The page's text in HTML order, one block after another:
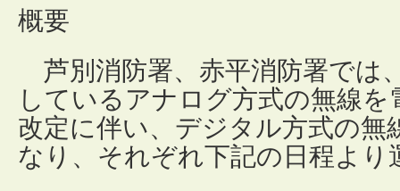
概要
芦別消防署、赤平消防署では
しているアナログ方式の無線を
改定に伴い、デジタル方式の無
なり、それぞれ下記の日程より